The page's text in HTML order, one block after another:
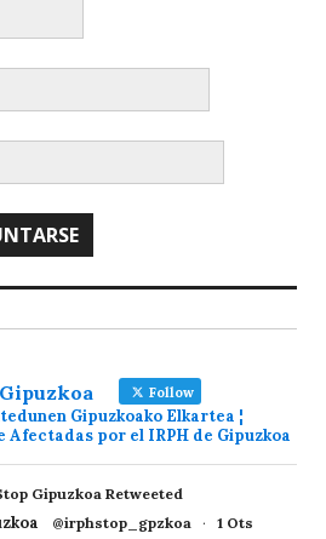
Follow
Gipuzkoako Elkartea ¦
Afectadas por el IRPH de Gipuzkoa
Gipuzkoa Retweeted
@irphstop_gpzkoa · 1 Ots